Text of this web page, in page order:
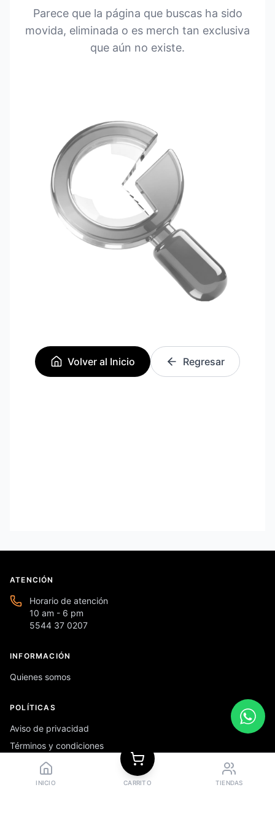
Parece que la página que buscas ha sido
movida, eliminada o es merch tan exclusiva
que aún no existe.
Volver al Inicio Regresar
INICIO CARRITO TIENDAS
ATENCIÓN
Horario de atención
10 am - 6 pm
5544 37 0207
INFORMACIÓN
Quienes somos
POLÍTICAS
Aviso de privacidad
Términos y condiciones
Preguntas frecuentes